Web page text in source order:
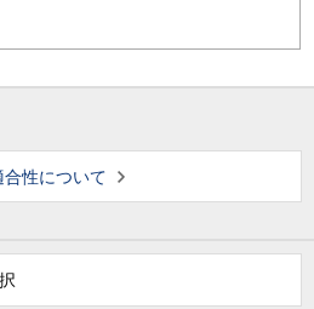
性について